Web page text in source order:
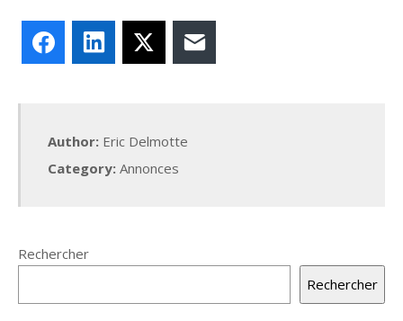
FacebookLinkedIn
Author: Eric Delmotte
Category: Annonces
Rechercher
Rechercher